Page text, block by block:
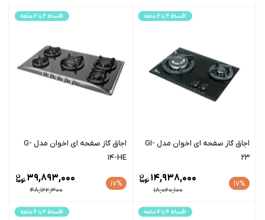
اجاق گاز صفحه ای اخوان مدل GI-
23
17%
18,020,100
14,938,000
اجاق گاز صفحه ای اخوان مدل G-
14-HE
17%
48,122,300
39,893,000